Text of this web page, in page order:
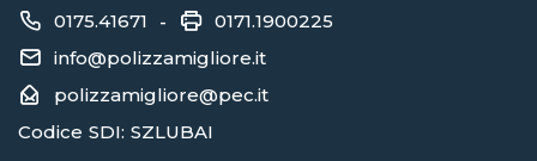
0175.41671 -
0171.1900225
info@polizzamigliore.it
polizzamigliore@pec.it
Codice SDI: SZLUBAI